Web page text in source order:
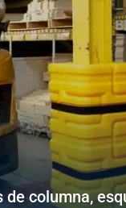
de columna,